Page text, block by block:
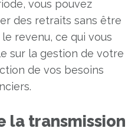
vous pouvez
des retraits sans être
revenu, ce qui vous
sur la gestion de votre
de vos besoins
la transmission